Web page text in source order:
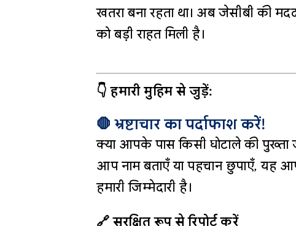
खतरा बना रहता था। अब जेसीबी की
को बड़ी राहत मिली है।
👇 हमारी मुहिम से जुड़ें:
🛑 भ्रष्टाचार का पर्दाफाश करें!
क्या आपके पास किसी घोटाले की पुख्ता
आप नाम बताएँ या पहचान छुपाएँ, यह
हमारी जिम्मेदारी है।
🔗 सुरक्षित रूप से रिपोर्ट करें